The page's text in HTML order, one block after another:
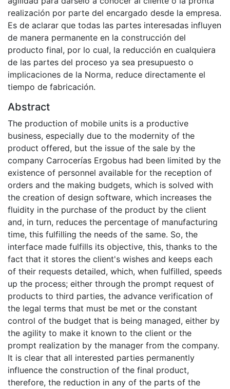
realización por parte del encargado desde la empresa.
Es de aclarar que todas las partes interesadas influyen
de manera permanente en la construcción del
producto final, por lo cual, la reducción en cualquiera
de las partes del proceso ya sea presupuesto o
implicaciones de la Norma, reduce directamente el
tiempo de fabricación.
Abstract
The production of mobile units is a productive
business, especially due to the modernity of the
product offered, but the issue of the sale by the
company Carrocerías Ergobus had been limited by the
existence of personnel available for the reception of
orders and the making budgets, which is solved with
the creation of design software, which increases the
fluidity in the purchase of the product by the client
and, in turn, reduces the percentage of manufacturing
time, this fulfilling the needs of the same. So, the
interface made fulfills its objective, this, thanks to the
fact that it stores the client's wishes and keeps each
of their requests detailed, which, when fulfilled, speeds
up the process; either through the prompt request of
products to third parties, the advance verification of
the legal terms that must be met or the constant
control of the budget that is being managed, either by
the agility to make it known to the client or the
prompt realization by the manager from the company.
It is clear that all interested parties permanently
influence the construction of the final product,
therefore, the reduction in any of the parts of the